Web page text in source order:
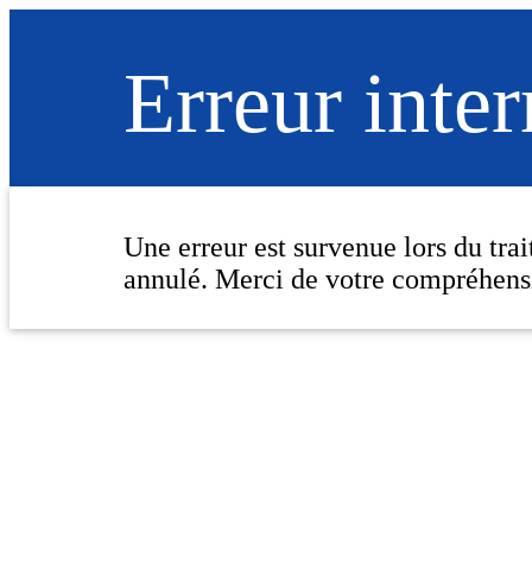
Erreur
Une erreur est survenue lors du
annulé. Merci de votre